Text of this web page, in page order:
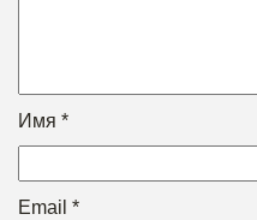
Имя *
Email *